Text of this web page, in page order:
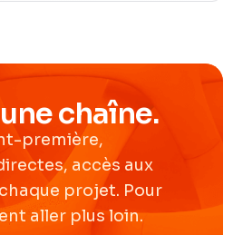
chaîne.
première,
accès aux
projet. Pour
aller plus loin.